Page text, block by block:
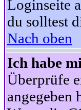
Loginseite
du solltest
Nach oben
Ich habe
Überprüfe
angegeben